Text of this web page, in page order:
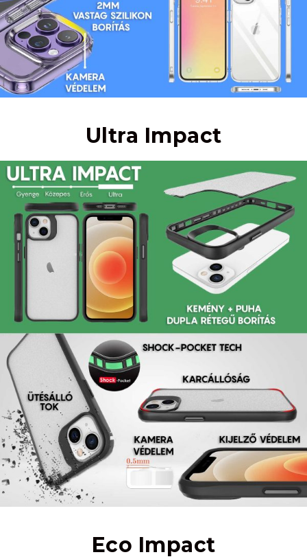
Ultra Impact
Eco Impact